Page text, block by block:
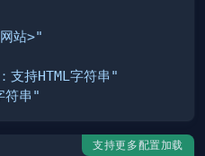
站>"
持HTML字符串"
符串"
支持更多配置加载